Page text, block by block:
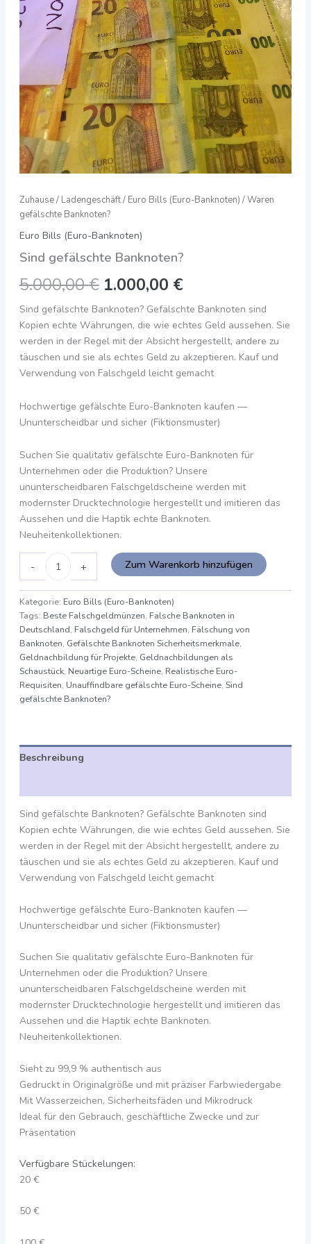
Zuhause/ Ladengeschäft/ Euro Bills (Euro-Banknoten) / Waren
gefälschte Banknoten?
Euro Bills (Euro-Banknoten)
Sind gefälschte Banknoten?
5.000,00€ 1.000,00 €
Sind gefälschte Banknoten? Gefälschte Banknoten sind
Kopien echte Währungen, die wie echtes Geld aussehen. Sie
werden in der Regel mit der Absicht hergestellt, andere zu
täuschen und sie als echtes Geld zu akzeptieren. Kauf und
Verwendung von Falschgeld leicht gemacht
Hochwertige gefälschte Euro-Banknoten kaufen —
Ununterscheidbar und sicher (Fiktionsmuster)
Suchen Sie qualitativ gefälschte Euro-Banknoten für
Unternehmen oder die Produktion? Unsere
ununterscheidbaren Falschgeldscheine werden mit
modernster Drucktechnologie hergestellt und imitieren das
Aussehen und die Haptik echte Banknoten.
Neuheitenkollektionen.
- + Zum Warenkorb hinzufügen
Kategorie: Euro Bills (Euro-Banknoten)
Tags: Beste Falschgeldmünzen, Falsche Banknoten in
Deutschland, Falschgeld für Unternehmen, Fälschung von
Banknoten, Gefälschte Banknoten Sicherheitsmerkmale,
Geldnachbildung für Projekte, Geldnachbildungen als
Schaustück, Neuartige Euro-Scheine, Realistische Euro-
Requisiten, Unauffindbare gefälschte Euro-Scheine, Sind
gefälschte Banknoten?
Beschreibung
Sind gefälschte Banknoten? Gefälschte Banknoten sind
Kopien echte Währungen, die wie echtes Geld aussehen. Sie
werden in der Regel mit der Absicht hergestellt, andere zu
täuschen und sie als echtes Geld zu akzeptieren. Kauf und
Verwendung von Falschgeld leicht gemacht
Hochwertige gefälschte Euro-Banknoten kaufen —
Ununterscheidbar und sicher (Fiktionsmuster)
Suchen Sie qualitativ gefälschte Euro-Banknoten für
Unternehmen oder die Produktion? Unsere
ununterscheidbaren Falschgeldscheine werden mit
modernster Drucktechnologie hergestellt und imitieren das
Aussehen und die Haptik echte Banknoten.
Neuheitenkollektionen.
Sieht zu 99,9 % authentisch aus
Gedruckt in Originalgröße und mit präziser Farbwiedergabe
Mit Wasserzeichen, Sicherheitsfäden und Mikrodruck
Ideal für den Gebrauch, geschäftliche Zwecke und zur
Präsentation
Verfügbare Stückelungen:
20 €
50 €